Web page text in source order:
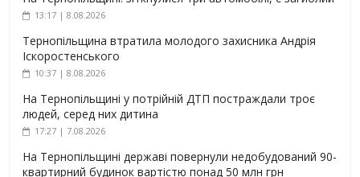
13:17 | 8.08.2026
Тернопільщина втратила молодого захисника Андрія
Іскоростенського
10:37 | 8.08.2026
На Тернопільщині у потрійній ДТП постраждали троє
людей, серед них дитина
17:27 | 7.08.2026
На Тернопільщині державі повернули недобудований 90-
квартирний будинок вартістю понад 50 млн грн